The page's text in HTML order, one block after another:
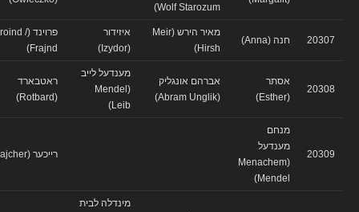
Wolf Starozum)
20307 חנה (Anna)
מאיר הירש (Meir
Hirsh)
איזידור
פרוינד (Froind /
Frajnd)
20308
אסתר
אברהם אונגליק
מענדעל לייב
(Mendel
ראטבארד
20309
מנחם
מענדעל
(Menachem
Mendel)
רייכער (Rajcher)
מינדלה לבית